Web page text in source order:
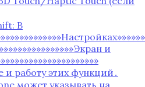
В
и
и работу этих функций․
может указывать на